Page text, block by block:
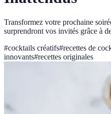
Transformez votre prochaine
surprendront vos invités grâce à
#cocktails créatifs#recettes de
innovants#recettes originales